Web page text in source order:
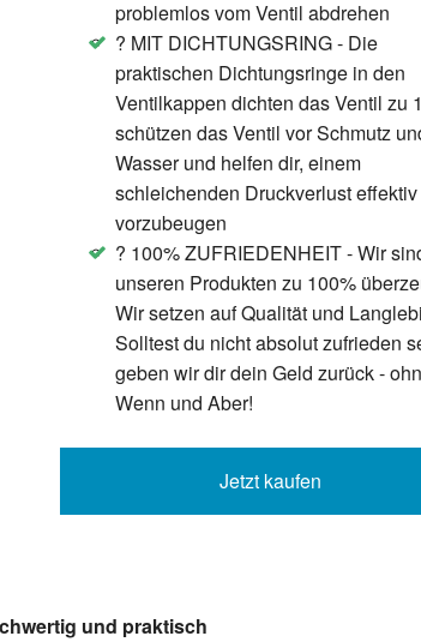
- Trainingscomputer -
Ready,
35,90 €
Eau de Parfum 100ml
30
Wäsche
24,99 €
Bloom:
14,41 €
problemlos vom Ventil abdrehen
? MIT DICHTUNGSRING - Die
praktischen Dichtungsringe in den
Ventilkappen dichten das Ventil zu
schützen das Ventil vor Schmutz
Wasser und helfen dir, einem
schleichenden Druckverlust effektiv
vorzubeugen
? 100% ZUFRIEDENHEIT - Wir
unseren Produkten zu 100%
Wir setzen auf Qualität und
Solltest du nicht absolut zufrieden
geben wir dir dein Geld zurück -
Wenn und Aber!
Jetzt kaufen
und praktisch